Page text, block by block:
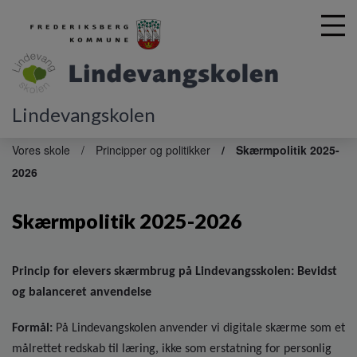
Lindevangskolen
Vores skole Principper og politikker
Skærmpolitik 2025-
2026
Skærmpolitik 2025-2026
Princip for elevers skærmbrug på Lindevangsskolen: Bevidst
og balanceret anvendelse
Formål: På Lindevangskolen anvender vi digitale skærme som et
målrettet redskab til læring, ikke som erstatning for personlig